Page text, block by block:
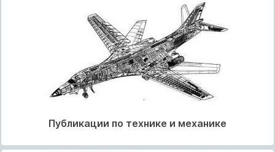
Публикации по технике и механике